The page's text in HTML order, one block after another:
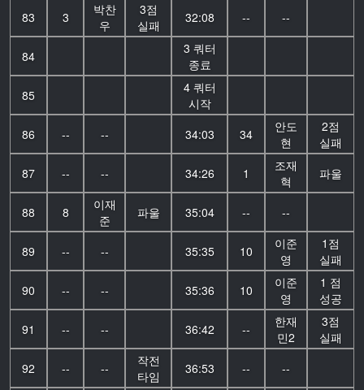
83
3
박찬
우
3점
실패
32:08 -- --
84
3 쿼터
종료
85
4 쿼터
시작
86
-- -- 34:03 34
안도
현
2점
실패
87
-- -- 34:26 1
조재
혁
파울
88 8
이재
준
파울 35:04 -- --
89 -- -- 35:35 10
이준
영
1점
실패
90
-- -- 35:36 10
이준
영
1 점
성공
91
-- -- 36:42 --
한재
민2
3점
실패
92
-- --
작전
타임
36:53 -- --